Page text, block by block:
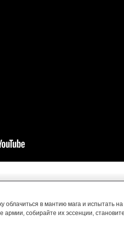
облачиться в мантию мага и испытать
собирайте их эссенции,